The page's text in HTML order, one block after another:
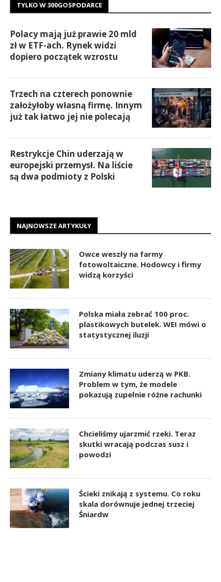
TYLKO W 300GOSPODARCE
Polacy mają już prawie 20 mld
zł w ETF-ach. Rynek widzi
dopiero początek wzrostu
Trzech na czterech ponownie
założyłoby własną firmę. Innym
już tak łatwo jej nie polecają
Restrykcje Chin uderzają w
europejski przemysł. Na liście
są dwa podmioty z Polski
NAJNOWSZE ARTYKUŁY
Owce weszły na farmy
fotowoltaiczne. Hodowcy i firmy
widzą korzyści
Polska miała zebrać 100 proc.
plastikowych butelek. WEI mówi o
statystycznej iluzji
Zmiany klimatu uderzą w PKB.
Problem w tym, że modele
pokazują zupełnie różne rachunki
Chcieliśmy ujarzmić rzeki. Teraz
skutki wracają podczas susz i
powodzi
Ścieki znikają z systemu. Co roku
skala dorównuje jednej trzeciej
Śniardw